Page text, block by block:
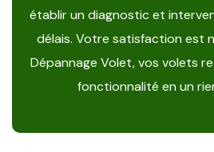
établir un diagnostic et
délais. Votre satisfaction est
Dépannage Volet, vos volets
fonctionnalité en un